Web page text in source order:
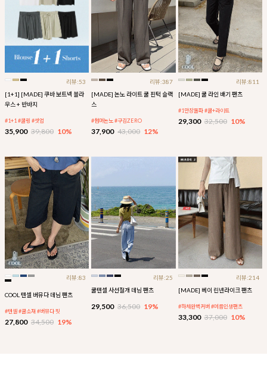
리뷰:53
[1+1] [MADE] 쿠바 보트넥 블라
우스 + 반바지
#1+1 #쿨링 #셋업
35,900 39,800 10%
리뷰:387
[MADE] 논노 라이트 쿨 핀턱 슬랙
스
#썸머논노 #구김ZERO
37,900 43,000 12%
리뷰:811
[MADE] 쿨 라인 배기 팬츠
#1만장돌파 #쿨+라이트
29,300 32,500 10%
리뷰:83
COOL 텐셀 버뮤다 데님 팬츠
#텐셀 #쿨소재 #버뮤다 핏
27,800 34,500 19%
리뷰:25
쿨텐셀 사선절개 데님 팬츠
29,500 36,500 19%
리뷰:214
[MADE] 베이 린넨라이크 팬츠
#하체완벽커버 #여름인생팬츠
33,300 37,000 10%